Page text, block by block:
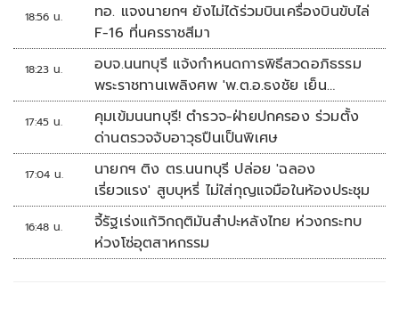
18:56 น.
ทอ. แจงนายกฯ ยังไม่ได้ร่วมบินเครื่องบินขับไล่
F-16 ที่นครราชสีมา
18:23 น.
อบจ.นนทบุรี แจ้งกำหนดการพิธีสวดอภิธรรม
พระราชทานเพลิงศพ 'พ.ต.อ.ธงชัย เย็น
ประเสริฐ'
17:45 น.
คุมเข้มนนทบุรี! ตำรวจ-ฝ่ายปกครอง ร่วมตั้ง
ด่านตรวจจับอาวุธปืนเป็นพิเศษ
17:04 น.
นายกฯ ติง ตร.นนทบุรี ปล่อย 'ฉลอง
เรี่ยวแรง' สูบบุหรี่ ไม่ใส่กุญแจมือในห้องประชุม
16:48 น.
จี้รัฐเร่งแก้วิกฤติมันสำปะหลังไทย ห่วงกระทบ
ห่วงโซ่อุตสาหกรรม